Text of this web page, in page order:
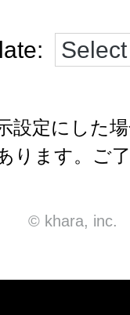
設定にした
ります。ご
© khara, inc.